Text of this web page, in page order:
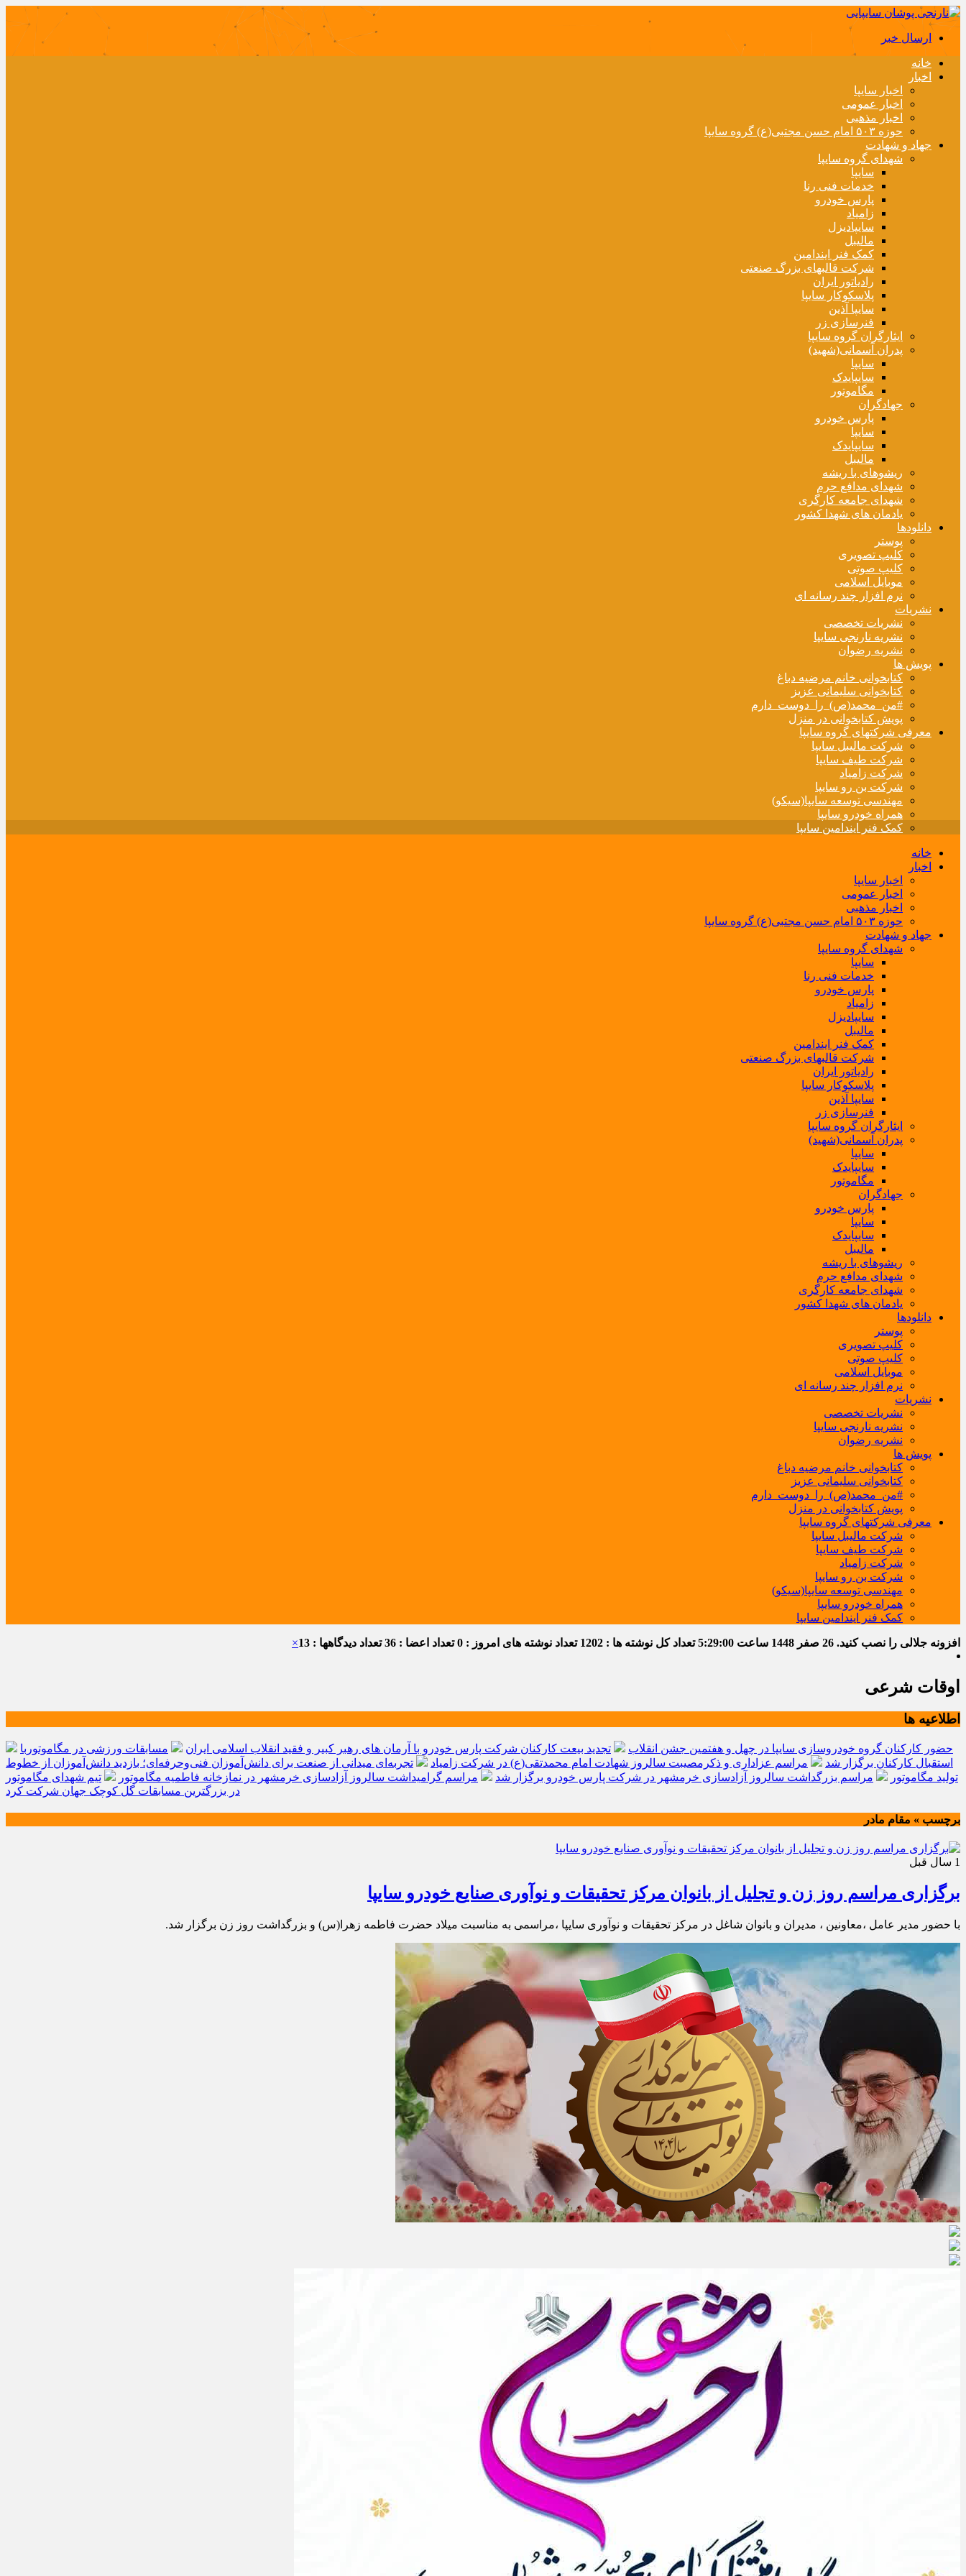
ارسال خبر
خانه
اخبار
اخبار سایپا
اخبار عمومی
اخبار مذهبی
حوزه ۵۰۳ امام حسن مجتبی(ع) گروه سایپا
جهاد و شهادت
شهدای گروه سایپا
سایپا
خدمات فنی رنا
پارس خودرو
زامیاد
سایپادیزل
مالیبل
کمک فنر ایندامین
شرکت قالبهای بزرگ صنعتی
رادیاتور ایران
پلاسکوکار سایپا
سایپا آذین
فنرسازی زر
ایثارگران گروه سایپا
پدران آسمانی(شهید)
سایپا
سایپایدک
مگاموتور
جهادگران
پارس خودرو
سایپا
سایپایدک
مالیبل
ریشوهای با ریشه
شهدای مدافع حرم
شهدای جامعه کارگری
یادمان های شهدا کشور
دانلودها
پوستر
کلیپ تصویری
کلیپ صوتی
موبایل اسلامی
نرم افزار چند رسانه ای
نشریات
نشریات تخصصی
نشریه نارنجی سایپا
نشریه رضوان
پویش ها
کتابخوانی خانم مرضیه دباغ
کتابخوانی سلیمانی عزیز
#من_محمد(ص)_را_دوست_دارم
پویش کتابخوانی در منزل
معرفی شرکتهای گروه سایپا
شرکت مالیبل سایپا
شرکت طیف سایپا
شرکت زامیاد
شرکت بن رو سایپا
مهندسی توسعه سایپا(سیکو)
همراه خودرو سایپا
کمک فنر ایندامین سایپا
خانه
اخبار
اخبار سایپا
اخبار عمومی
اخبار مذهبی
حوزه ۵۰۳ امام حسن مجتبی(ع) گروه سایپا
جهاد و شهادت
شهدای گروه سایپا
سایپا
خدمات فنی رنا
پارس خودرو
زامیاد
سایپادیزل
مالیبل
کمک فنر ایندامین
شرکت قالبهای بزرگ صنعتی
رادیاتور ایران
پلاسکوکار سایپا
سایپا آذین
فنرسازی زر
ایثارگران گروه سایپا
پدران آسمانی(شهید)
سایپا
سایپایدک
مگاموتور
جهادگران
پارس خودرو
سایپا
سایپایدک
مالیبل
ریشوهای با ریشه
شهدای مدافع حرم
شهدای جامعه کارگری
یادمان های شهدا کشور
دانلودها
پوستر
کلیپ تصویری
کلیپ صوتی
موبایل اسلامی
نرم افزار چند رسانه ای
نشریات
نشریات تخصصی
نشریه نارنجی سایپا
نشریه رضوان
پویش ها
کتابخوانی خانم مرضیه دباغ
کتابخوانی سلیمانی عزیز
#من_محمد(ص)_را_دوست_دارم
پویش کتابخوانی در منزل
معرفی شرکتهای گروه سایپا
شرکت مالیبل سایپا
شرکت طیف سایپا
شرکت زامیاد
شرکت بن رو سایپا
مهندسی توسعه سایپا(سیکو)
همراه خودرو سایپا
کمک فنر ایندامین سایپا
افزونه جلالی را نصب کنید. 26 صفر 1448 ساعت 5:29:01تعداد کل نوشته ها : 1202 تعداد نوشته های امروز : 0 تعداد اعضا : 36 تعداد دیدگاهها : 13 ×
اوقات شرعی
اطلاعیه ها
حضور کارکنان گروه خودروسازی سایپا در چهل و هفتمین جشن انقلاب تجدید بیعت کارکنان شرکت پارس خودرو با آرمان های رهبر کبیر و فقید انقلاب اسلامی ایران
مسابقات ورزشی در مگاموتوربا
استقبال کارکنان برگزار شد
مراسم عزاداری و ذکرمصیبت سالروز شهادت امام محمدتقی(ع) در شرکت زامیاد
تجربه‌ای میدانی از صنعت برای دانش‌آموزان فنی‌وحرفه‌ای؛ بازدید دانش‌آموزان از خطوط
تولید مگاموتور
مراسم بزرگداشت سالروز آزادسازی خرمشهر در شرکت پارس خودرو برگزار شد مراسم گرامیداشت سالروز آزادسازی خرمشهر در نمازخانه فاطمیه مگاموتور
تیم شهدای مگاموتور
در بزرگترین مسابقات گل کوچک جهان شرکت کرد
برچسب » مقام مادر
1 سال قبل
️برگزاری مراسم روز زن و تجلیل از بانوان مرکز تحقیقات و نوآوری صنایع خودرو سایپا
با حضور مدیر عامل ،معاونین ، مدیران و بانوان شاغل در مرکز تحقیقات و نوآوری سایپا ،مراسمی به مناسبت میلاد حضرت فاطمه زهرا(س) و بزرگداشت روز زن برگزار شد.